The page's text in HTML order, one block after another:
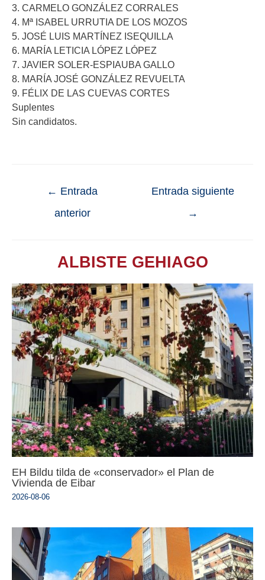
3. CARMELO GONZÁLEZ CORRALES
4. Mª ISABEL URRUTIA DE LOS MOZOS
5. JOSÉ LUIS MARTÍNEZ ISEQUILLA
6. MARÍA LETICIA LÓPEZ LÓPEZ
7. JAVIER SOLER-ESPIAUBA GALLO
8. MARÍA JOSÉ GONZÁLEZ REVUELTA
9. FÉLIX DE LAS CUEVAS CORTES
Suplentes
Sin candidatos.
← Entrada
anterior
Entrada siguiente
→
ALBISTE GEHIAGO
EH Bildu tilda de «conservador» el Plan de
Vivienda de Eibar
2026-08-06